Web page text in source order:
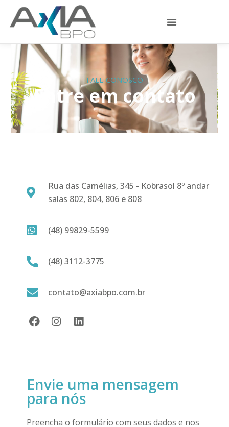
FALE CONOSCO
Entre em contato
Rua das Camélias, 345 - Kobrasol 8º andar
salas 802, 804, 806 e 808
(48) 99829-5599
(48) 3112-3775
contato@axiabpo.com.br
Envie uma mensagem
para nós
Preencha o formulário com seus dados e nos